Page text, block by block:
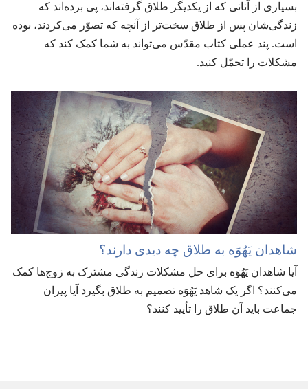
بسیاری از آنانی که از یکدیگر طلاق گرفته‌اند،‏ پی برده‌اند که
زندگی‌شان پس از طلاق سخت‌تر از آنچه که تصوّر می‌کردند،‏ بوده
است.‏ پند عملی کتاب مقدّس می‌تواند به شما کمک کند که
مشکلات را تحمّل کنید.‏
شاهدان یَهُوَه به طلاق چه دیدی دارند؟‏
آیا شاهدان یَهُوَه برای حل مشکلات زندگی مشترک به زوج‌ها کمک
می‌کنند؟‏ اگر یک شاهد یَهُوَه تصمیم به طلاق بگیرد آیا پیران
جماعت باید آن طلاق را تأیید کنند؟‏